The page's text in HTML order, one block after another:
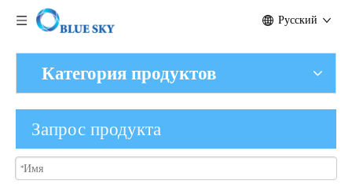
Pусский
Категория продуктов
Запрос продукта